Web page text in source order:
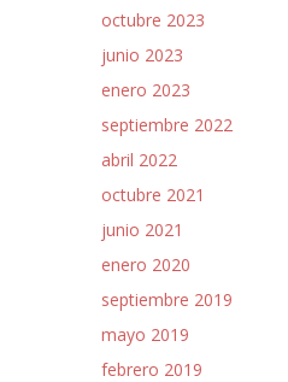
octubre 2023
junio 2023
enero 2023
septiembre 2022
abril 2022
octubre 2021
junio 2021
enero 2020
septiembre 2019
mayo 2019
febrero 2019